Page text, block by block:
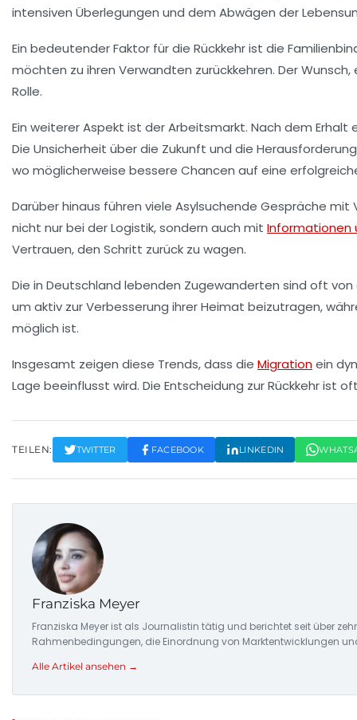
intensiven Überlegungen und dem Abwägen der
Ein bedeutender Faktor für die Rückkehr ist die
möchten zu ihren Verwandten zurückkehren. Der
Rolle.
Ein weiterer Aspekt ist derArbeitsmarkt. Nach dem Erhalt
Die Unsicherheit über die Zukunft und die
wo möglicherweise bessere Chancen auf eine
Darüber hinaus führen viele Asylsuchende Gespräche
nicht nur bei der Logistik, sondern auch mit Informationen
Vertrauen, den Schritt zurück zu wagen.
Die in Deutschland lebenden Zugewanderten sind oft
um aktiv zur Verbesserung ihrer Heimat beizutragen,
möglich ist.
Insgesamt zeigen diese Trends, dass die Migrationein
Lage beeinflusst wird. Die Entscheidung zur Rückkehr ist
TEILEN: TWITTER FACEBOOK LINKEDIN
Franziska Meyer
Franziska Meyer ist als Journalistin tätig und berichtet seit über
Rahmenbedingungen, die Einordnung von Marktentwicklungen
Alle Artikel ansehen →